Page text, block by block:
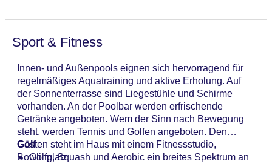
Sport & Fitness
Innen- und Außenpools eignen sich hervorragend für
regelmäßiges Aquatraining und aktive Erholung. Auf
der Sonnenterrasse sind Liegestühle und Schirme
vorhanden. An der Poolbar werden erfrischende
Getränke angeboten. Wem der Sinn nach Bewegung
steht, werden Tennis und Golfen angeboten. Den
Gästen steht im Haus mit einem Fitnessstudio,
Bowling, Squash und Aerobic ein breites Spektrum an
Golf
Golfplatz